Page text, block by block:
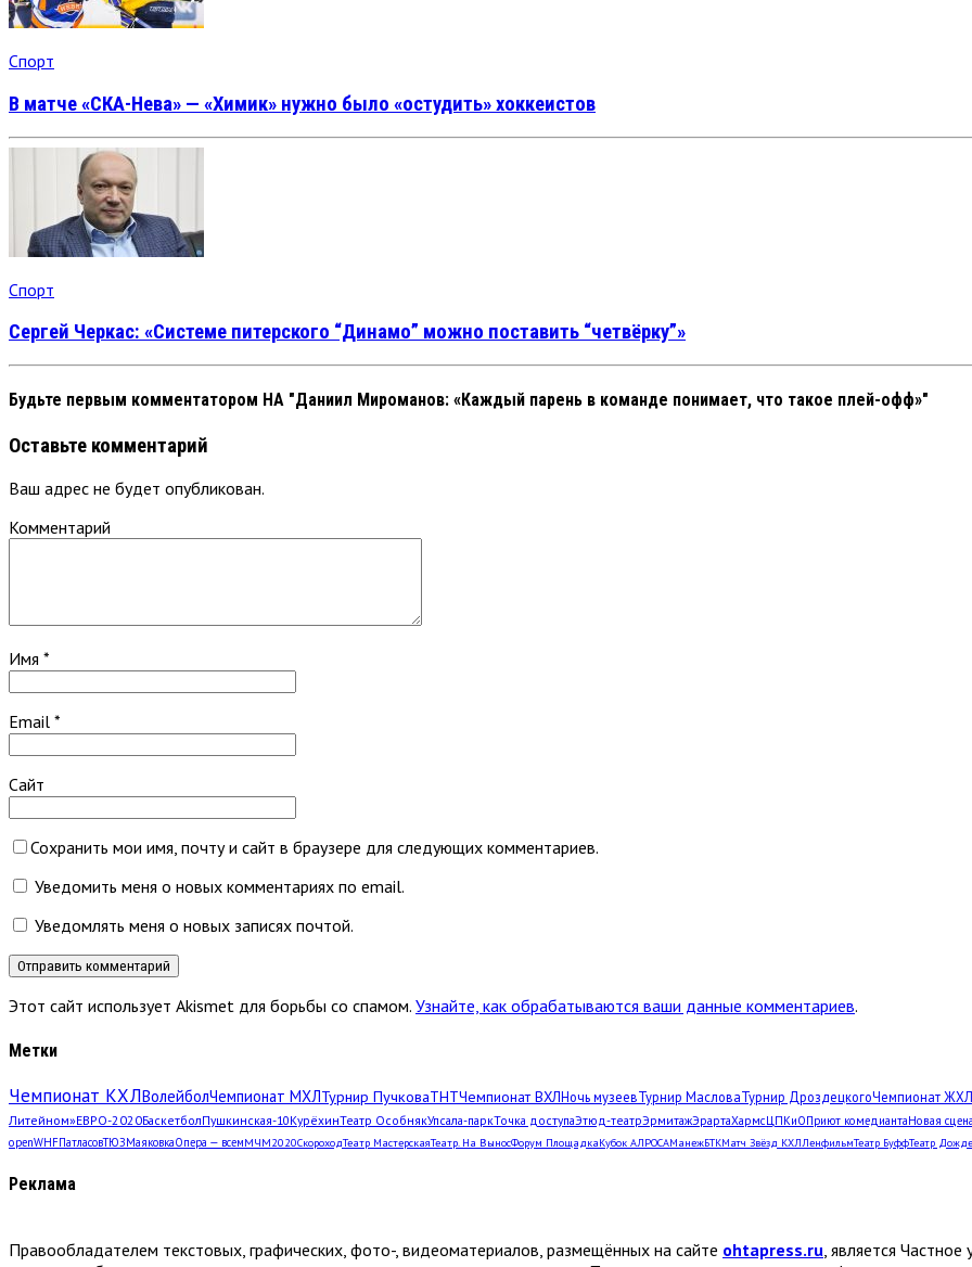
Спорт
В матче «СКА-Нева» — «Химик» нужно было «остудить» хоккеистов
Спорт
Сергей Черкас: «Системе питерского “Динамо” можно поставить “четвёрку”»
Будьте первым комментатором НА "Даниил Мироманов: «Каждый парень в команде понимает, что такое плей-офф»"
Оставьте комментарий
Ваш адрес не будет опубликован.
Комментарий
Имя *
Email *
Сайт
Сохранить мои имя, почту и сайт в браузере для следующих комментариев.
Уведомить меня о новых комментариях по email.
Уведомлять меня о новых записях почтой.
Этот сайт использует Akismet для борьбы со спамом. Узнайте, как обрабатываются ваши данные комментариев.
Метки
Чемпионат КХЛВолейболЧемпионат МХЛТурнир ПучковаТНТЧемпионат ВХЛНочь музеевТурнир МасловаТурнир ДроздецкогоЧемпионат ЖХЛ
Литейном»ЕВРО-2020БаскетболПушкинская-10КурёхинТеатр ОсобнякУпсала-паркТочка доступаЭтюд-театрЭрмитажЭрартаХармсЦПКиОПриют комедиантаНовая сцена
openWHFПатласовТЮЗМаяковкаОпера — всемМЧМ2020СкороходТеатр МастерскаяТеатр. На ВыносФорум ПлощадкаКубок АЛРОСАМанежБТКМатч Звёзд КХЛЛенфильмТеатр БуффТеатр
Реклама
Правообладателем текстовых, графических, фото-, видеоматериалов, размещённых на сайте ohtapress.ru, является